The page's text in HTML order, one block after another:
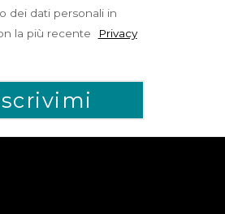
dei dati personali in
la più recente
Privacy